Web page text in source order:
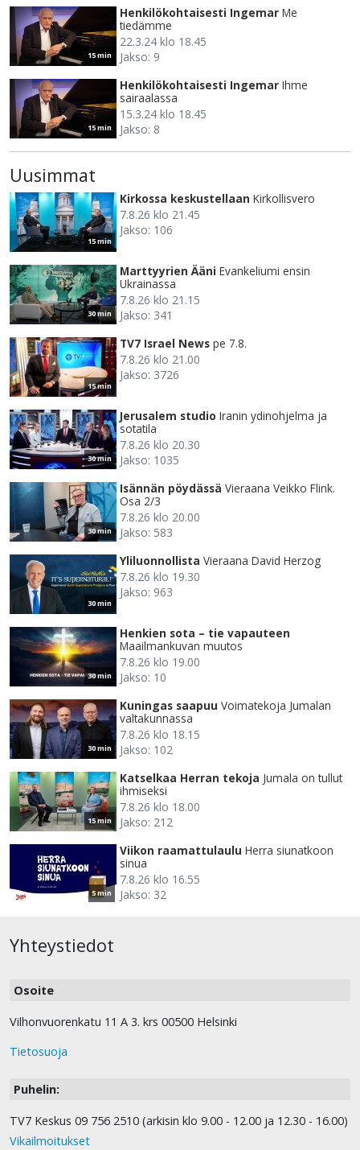
15 min
Henkilökohtaisesti Ingemar Me
tiedämme
22.3.24 klo 18.45
Jakso: 9
15 min
Henkilökohtaisesti Ingemar Ihme
sairaalassa
15.3.24 klo 18.45
Jakso: 8
Uusimmat
15 min
Kirkossa keskustellaan Kirkollisvero
7.8.26 klo 21.45
Jakso: 106
30 min
Marttyyrien Ääni Evankeliumi ensin
Ukrainassa
7.8.26 klo 21.15
Jakso: 341
15 min
TV7 Israel News pe 7.8.
7.8.26 klo 21.00
Jakso: 3726
30 min
Jerusalem studio Iranin ydinohjelma ja
sotatila
7.8.26 klo 20.30
Jakso: 1035
30 min
Isännän pöydässä Vieraana Veikko Flink.
Osa 2/3
7.8.26 klo 20.00
Jakso: 583
30 min
Yliluonnollista Vieraana David Herzog
7.8.26 klo 19.30
Jakso: 963
30 min
Henkien sota – tie vapauteen
Maailmankuvan muutos
7.8.26 klo 19.00
Jakso: 10
30 min
Kuningas saapuu Voimatekoja Jumalan
valtakunnassa
7.8.26 klo 18.15
Jakso: 102
15 min
Katselkaa Herran tekoja Jumala on tullut
ihmiseksi
7.8.26 klo 18.00
Jakso: 212
5 min
Viikon raamattulaulu Herra siunatkoon
sinua
7.8.26 klo 16.55
Jakso: 32
Yhteystiedot
Osoite
Vilhonvuorenkatu 11 A 3. krs 00500 Helsinki
Tietosuoja
Puhelin:
TV7 Keskus 09 756 2510 (arkisin klo 9.00 - 12.00 ja 12.30 - 16.00)
Vikailmoitukset